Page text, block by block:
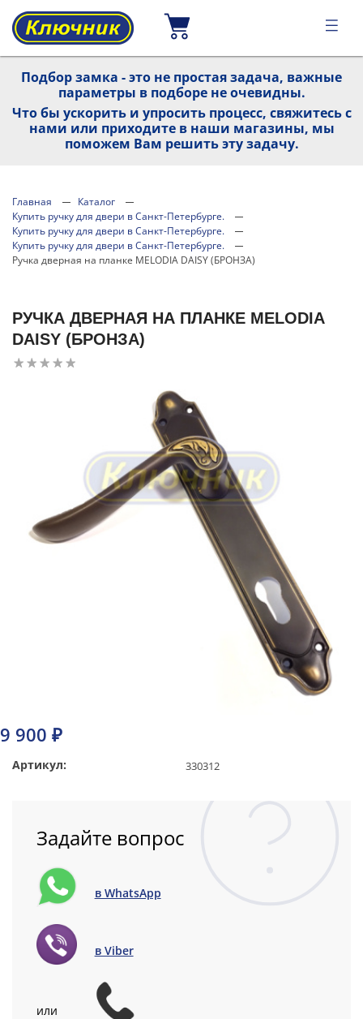
Подбор замка - это не простая задача, важные
параметры в подборе не очевидны.
Что бы ускорить и упросить процесс, свяжитесь с
нами или приходите в наши магазины, мы
поможем Вам решить эту задачу.
Главная
Каталог
Купить ручку для двери в Санкт-Петербурге.
Купить ручку для двери в Санкт-Петербурге.
Купить ручку для двери в Санкт-Петербурге.
Ручка дверная на планке MELODIA DAISY (БРОНЗА)
РУЧКА ДВЕРНАЯ НА ПЛАНКЕ MELODIA
DAISY (БРОНЗА)
Артикул: 330312
9 900 ₽
Задайте вопрос
в WhatsApp
в Viber
или